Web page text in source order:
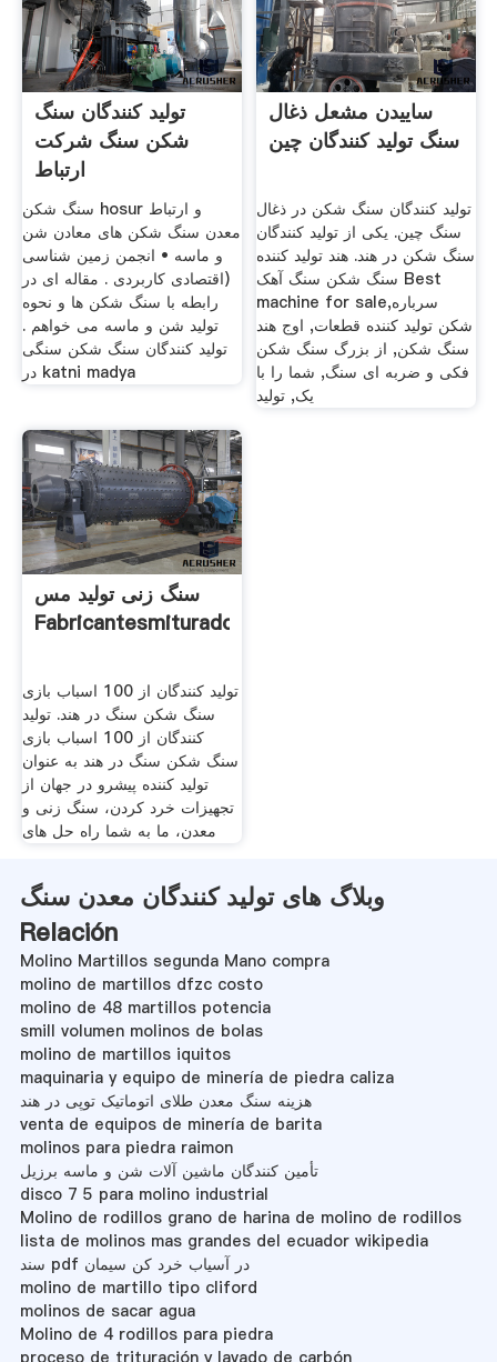
تولید کنندگان سنگ
شکن سنگ شرکت
ارتباط
سنگ شکن hosur و ارتباط
معدن سنگ شکن های معادن شن
و ماسه • انجمن زمین شناسی
(اقتصادی کاربردی . مقاله ای در
رابطه با سنگ شکن ها و نحوه
تولید شن و ماسه می خواهم .
تولید کنندگان سنگ شکن سنگی
در katni madya
ساییدن مشعل ذغال
سنگ تولید کنندگان چین
تولید کنندگان سنگ شکن در ذغال
سنگ چین. یکی از تولید کنندگان
سنگ شکن در هند. هند تولید کننده
سنگ شکن سنگ آهک Best
machine for saleسرباره,
شکن تولید کننده قطعات, اوج هند
سنگ شکن, از بزرگ سنگ شکن
فکی و ضربه ای سنگ, شما را با
یک, تولید
سنگ زنی تولید مس
Fabricantesmituradores
تولید کنندگان از 100 اسباب بازی
سنگ شکن سنگ در هند. تولید
کنندگان از 100 اسباب بازی
سنگ شکن سنگ در هند به عنوان
تولید کننده پیشرو در جهان از
تجهیزات خرد کردن، سنگ زنی و
معدن، ما به شما راه حل های
وبلاگ های تولید کنندگان معدن سنگ
Relación
Molino Martillos segunda Mano compra
molino de martillos dfzc costo
molino de 48 martillos potencia
smill volumen molinos de bolas
molino de martillos iquitos
maquinaria y equipo de minería de piedra caliza
هزینه سنگ معدن طلای اتوماتیک توپی در هند
venta de equipos de minería de barita
molinos para piedra raimon
تأمین کنندگان ماشین آلات شن و ماسه برزیل
disco 7 5 para molino industrial
Molino de rodillos grano de harina de molino de rodillos
lista de molinos mas grandes del ecuador wikipedia
سند pdf در آسیاب خرد کن سیمان
molino de martillo tipo cliford
molinos de sacar agua
Molino de 4 rodillos para piedra
proceso de trituración y lavado de carbón